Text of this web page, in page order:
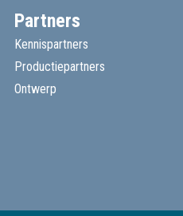
Partners
Kennispartners
Productiepartners
Ontwerp